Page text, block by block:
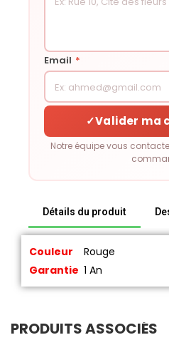
Email *
✓Valider ma
Notre équipe vous
Détails du produit
Couleur
Rouge
Garantie 1 An
PRODUITS ASSOCIÉS